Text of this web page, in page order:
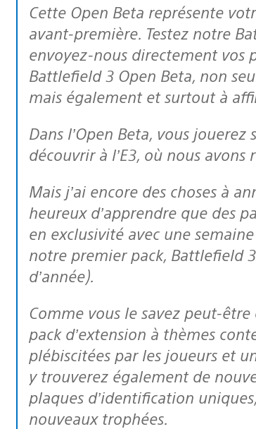
Cette Open Beta représente
avant-première. Testez notre
envoyez-nous directement vos
Battlefield 3 Open Beta, non
mais également et surtout à
Dans l’Open Beta, vous jouerez sur la carte Opération Métro, que vous avez pu
découvrir à l’E3, où nous
Mais j’ai encore des choses à annoncer aux fans de PlayStation ! Vous serez
heureux d’apprendre que des
en exclusivité avec une semaine
notre premier pack, Battlefield
d’année).
Comme vous le savez peut-être
pack d’extension à thèmes
plébiscitées par les joueurs et
y trouverez également de
plaques d’identification
nouveaux trophées.